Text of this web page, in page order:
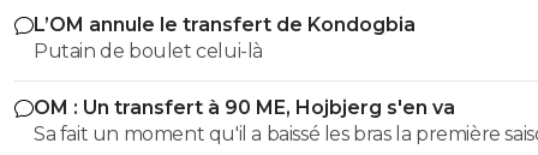
L’OM annule le transfert de Kondogbia
Putain de boulet celui-là
OM : Un transfert à 90 ME, Hojbjerg s'en va
Sa fait un moment qu'il a baissé les bras la première